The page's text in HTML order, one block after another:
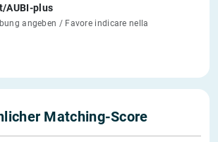
AUBI-plus
angeben / Favore indicare nella
Matching-Score